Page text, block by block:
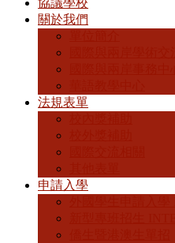
協議學校
關於我們
法規表單
申請入學